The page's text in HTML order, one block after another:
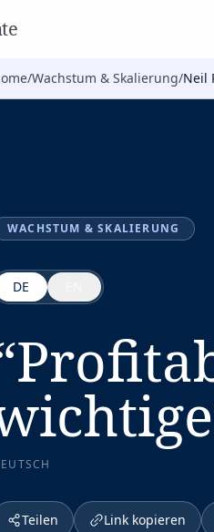
/Wachstum & Skalierung/Neil
WACHSTUM & SKALIERUNG
DE
Teilen Link kopieren